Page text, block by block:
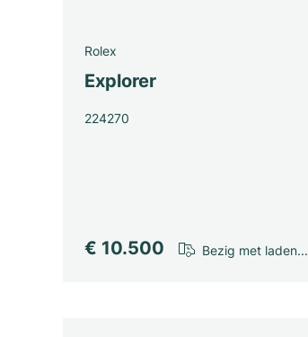
Rolex
Explorer
224270
€ 10.500 Bezig met laden...